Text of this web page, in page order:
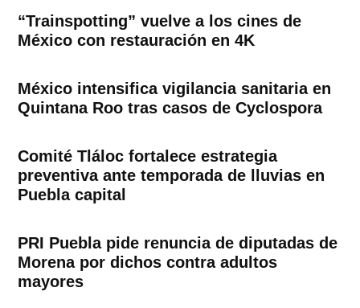
“Trainspotting” vuelve a los cines de
México con restauración en 4K
México intensifica vigilancia sanitaria en
Quintana Roo tras casos de Cyclospora
Comité Tláloc fortalece estrategia
preventiva ante temporada de lluvias en
Puebla capital
PRI Puebla pide renuncia de diputadas de
Morena por dichos contra adultos
mayores